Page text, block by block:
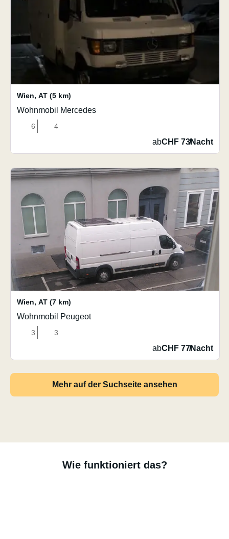
Wien, AT (5 km)
Wohnmobil Mercedes
6 4
abCHF 73/Nacht
Wien, AT (7 km)
Wohnmobil Peugeot
3 3
abCHF 77/Nacht
Mehr auf der Suchseite ansehen
Wie funktioniert das?